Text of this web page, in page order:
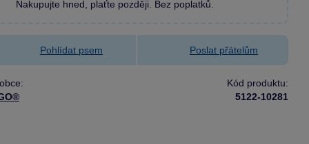
Nakupujte hned, plaťte později. Bez poplatků.
Pohlídat psem Poslat přátelům
Kód produktu:
5122-10281